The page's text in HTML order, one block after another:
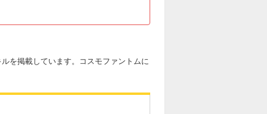
を掲載しています。コスモファントムに